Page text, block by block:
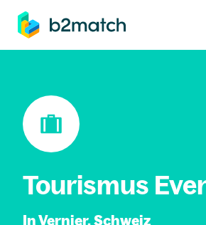
springen
Tourismus
In Vernier, Schweiz